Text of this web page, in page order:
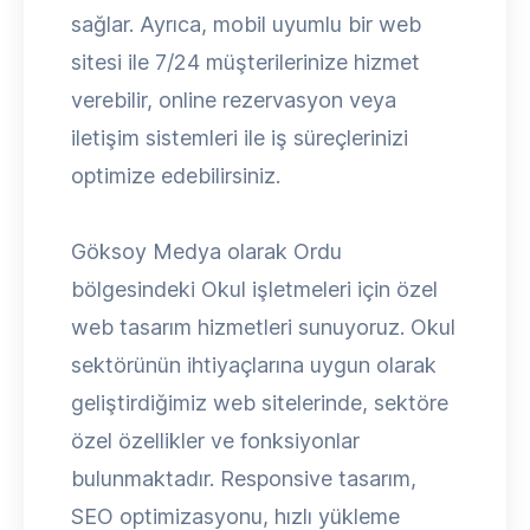
sağlar. Ayrıca, mobil uyumlu bir web
sitesi ile 7/24 müşterilerinize hizmet
verebilir, online rezervasyon veya
iletişim sistemleri ile iş süreçlerinizi
optimize edebilirsiniz.
Göksoy Medya olarak Ordu
bölgesindeki Okul işletmeleri için özel
web tasarım hizmetleri sunuyoruz. Okul
sektörünün ihtiyaçlarına uygun olarak
geliştirdiğimiz web sitelerinde, sektöre
özel özellikler ve fonksiyonlar
bulunmaktadır. Responsive tasarım,
SEO optimizasyonu, hızlı yükleme